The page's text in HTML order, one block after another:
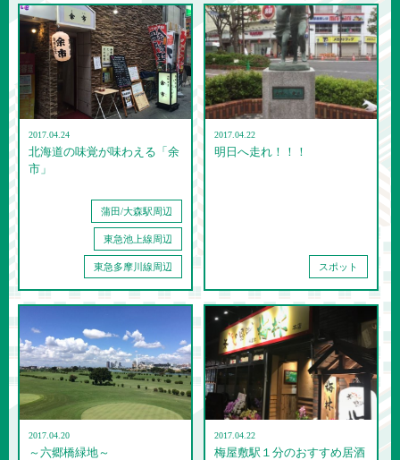
2017.04.24
北海道の味覚が味わえる「余
市」
蒲田/大森駅周辺
東急池上線周辺
東急多摩川線周辺
2017.04.22
明日へ走れ！！！
スポット
2017.04.20
～六郷橋緑地～
2017.04.22
梅屋敷駅１分のおすすめ居酒